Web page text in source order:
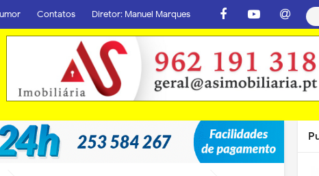
Contatos Diretor: Manuel Marques